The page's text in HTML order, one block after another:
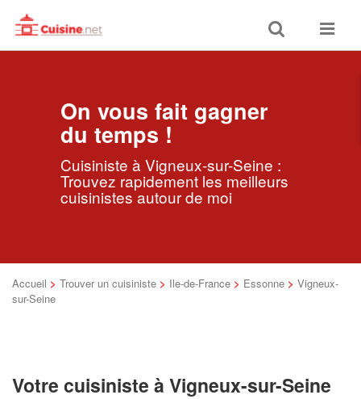
Toggle
search
Toggle
On vous fait gagner
du temps !
Cuisiniste à Vigneux-sur-Seine :
Trouvez rapidement les meilleurs
cuisinistes autour de moi
Accueil > Trouver un cuisiniste > Ile-de-France > Essonne > Vigneux-
sur-Seine
Votre cuisiniste à Vigneux-sur-Seine